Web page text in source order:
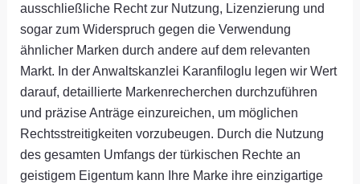
ausschließliche Recht zur Nutzung, Lizenzierung und
sogar zum Widerspruch gegen die Verwendung
ähnlicher Marken durch andere auf dem relevanten
Markt. In der Anwaltskanzlei Karanfiloglu legen wir Wert
darauf, detaillierte Markenrecherchen durchzuführen
und präzise Anträge einzureichen, um möglichen
Rechtsstreitigkeiten vorzubeugen. Durch die Nutzung
des gesamten Umfangs der türkischen Rechte an
geistigem Eigentum kann Ihre Marke ihre einzigartige